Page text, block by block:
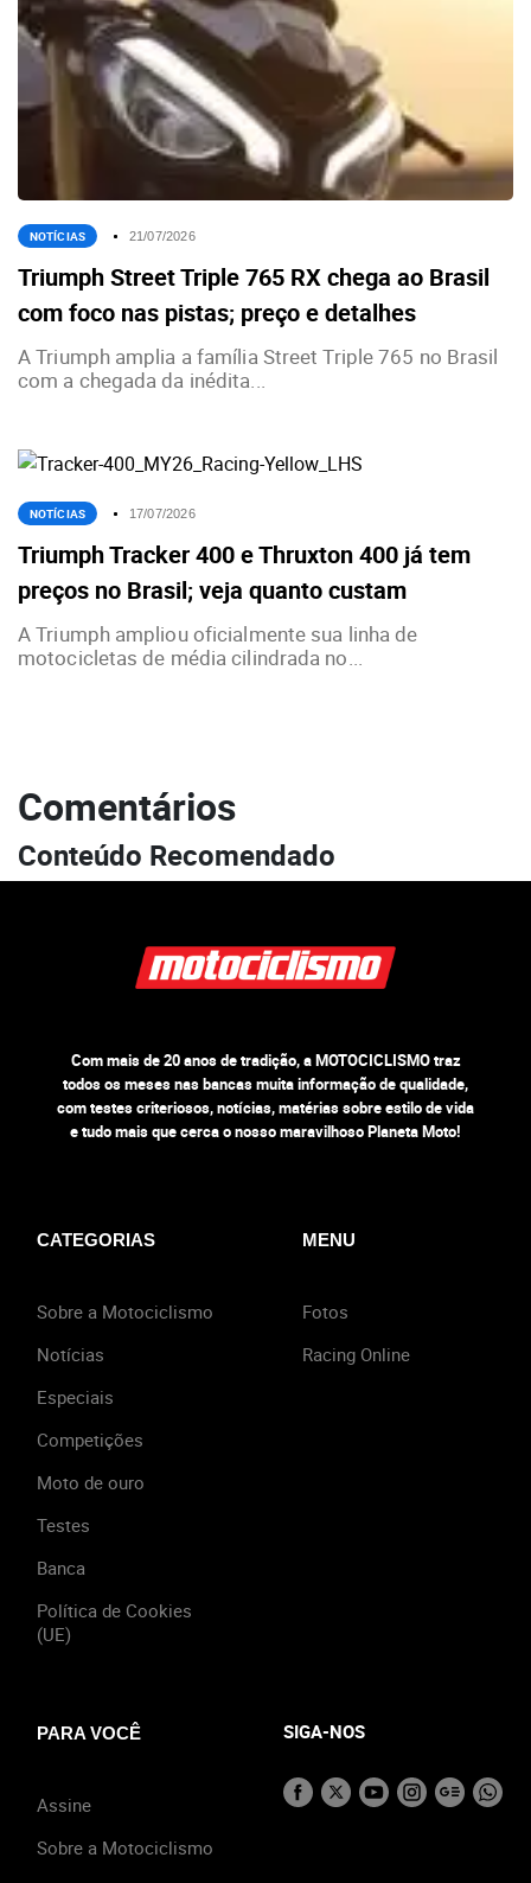
NOTÍCIAS 21/07/2026
Triumph Street Triple 765 RX chega ao Brasil
com foco nas pistas; preço e detalhes
A Triumph amplia a família Street Triple 765 no Brasil
com a chegada da inédita...
NOTÍCIAS 17/07/2026
Triumph Tracker 400 e Thruxton 400 já tem
preços no Brasil; veja quanto custam
A Triumph ampliou oficialmente sua linha de
motocicletas de média cilindrada no...
Comentários
Conteúdo Recomendado
Com mais de 20 anos de tradição, a MOTOCICLISMO traz
todos os meses nas bancas muita informação de qualidade,
com testes criteriosos, notícias, matérias sobre estilo de vida
e tudo mais que cerca o nosso maravilhoso Planeta Moto!
CATEGORIAS
Sobre a Motociclismo
Notícias
Especiais
Competições
Moto de ouro
Testes
Banca
Política de Cookies
(UE)
MENU
Fotos
Racing Online
PARA VOCÊ
Assine
Sobre a Motociclismo
SIGA-NOS